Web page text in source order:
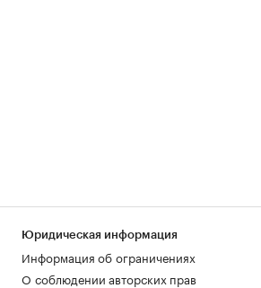
Юридическая информация
Информация об ограничениях
О соблюдении авторских прав